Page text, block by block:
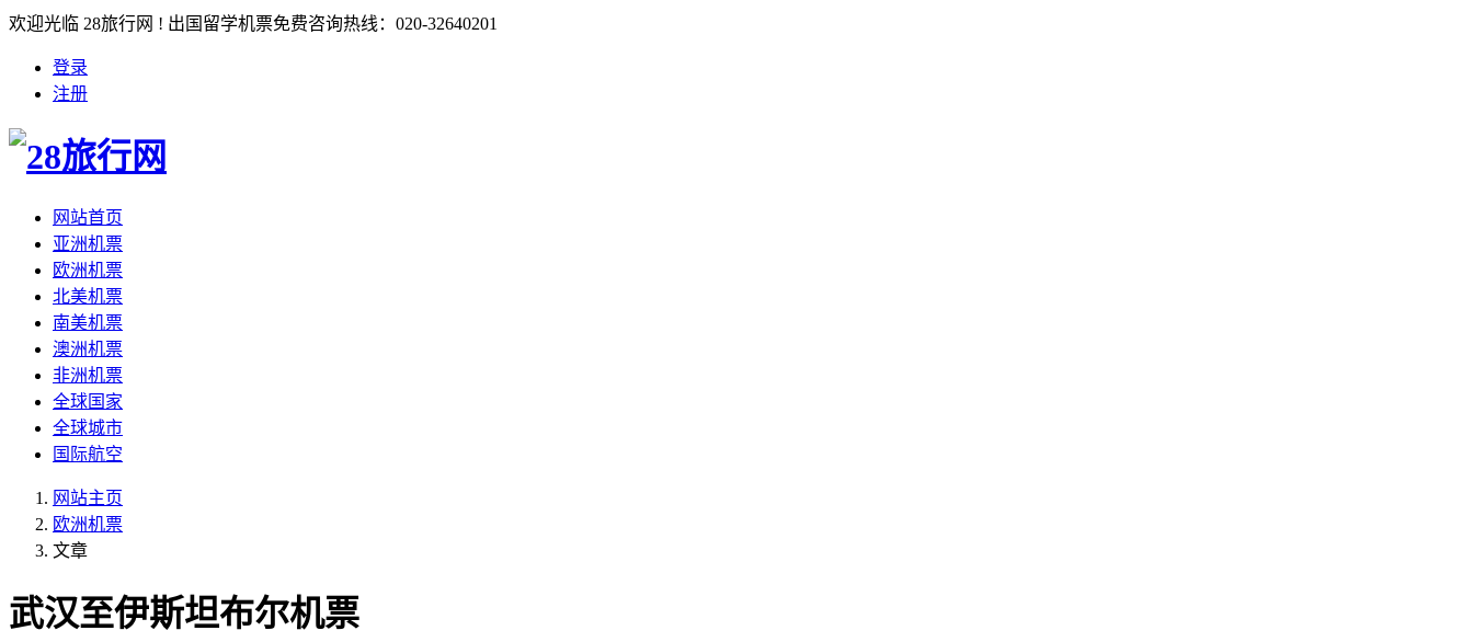
欢迎光临 28旅行网 ! 出国留学机票免费咨询热线：020-32640201
登录
注册
网站首页
亚洲机票
欧洲机票
北美机票
南美机票
澳洲机票
非洲机票
全球国家
全球城市
国际航空
网站主页
欧洲机票
文章
武汉至伊斯坦布尔机票